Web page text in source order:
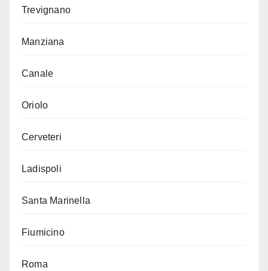
Trevignano
Manziana
Canale
Oriolo
Cerveteri
Ladispoli
Santa Marinella
Fiumicino
Roma